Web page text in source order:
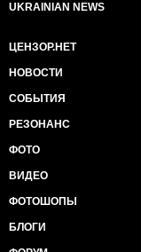
UKRAINIAN NEWS
ЦЕНЗОР.НЕТ
НОВОСТИ
СОБЫТИЯ
РЕЗОНАНС
ФОТО
ВИДЕО
ФОТОШОПЫ
БЛОГИ